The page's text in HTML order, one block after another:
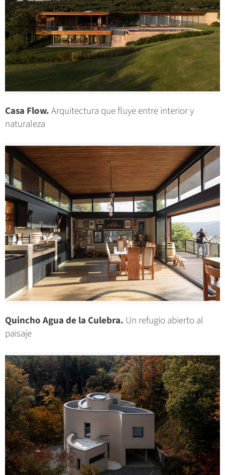
Casa Flow.Arquitectura que fluye entre interior y
naturaleza
Quincho Agua de la Culebra. Un refugio abierto al
paisaje